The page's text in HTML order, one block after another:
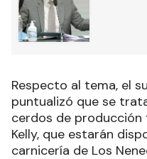
Respecto al tema, el
puntualizó que se
cerdos de producción
Kelly, que estarán
carnicería de Los